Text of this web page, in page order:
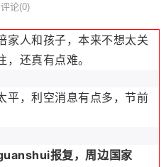
评论(0)
家人和孩子，本来不想太关
还真有点难。
平，利空消息有点多，节前
报复，周边国家